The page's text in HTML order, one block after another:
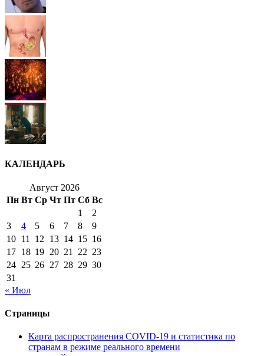
КАЛЕНДАРЬ
Август 2026
Пн Вт Ср Чт Пт Сб Вс
1
2
3
4 5 6 7 8
9
10 11 12 13 14 15 16
17 18 19 20 21 22 23
24 25 26 27 28 29 30
31
« Июл
Страницы
Карта распространения COVID-19 и статистика по
странам в режиме реального времени